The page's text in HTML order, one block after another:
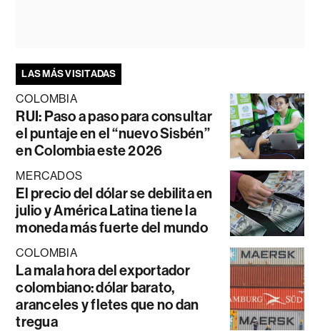
LAS MÁS VISITADAS
COLOMBIA
RUI: Paso a paso para consultar
el puntaje en el “nuevo Sisbén”
en Colombia este 2026
MERCADOS
El precio del dólar se debilita en
julio y América Latina tiene la
moneda más fuerte del mundo
COLOMBIA
La mala hora del exportador
colombiano: dólar barato,
aranceles y fletes que no dan
tregua